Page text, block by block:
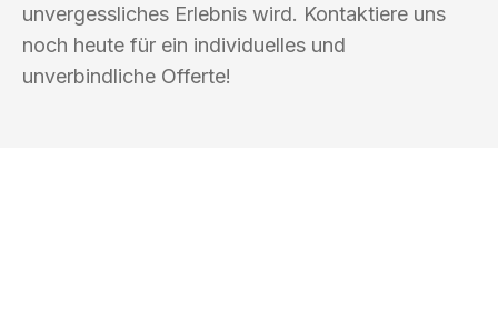
unvergessliches Erlebnis wird. Kontaktiere uns
noch heute für ein individuelles und
unverbindliche Offerte!